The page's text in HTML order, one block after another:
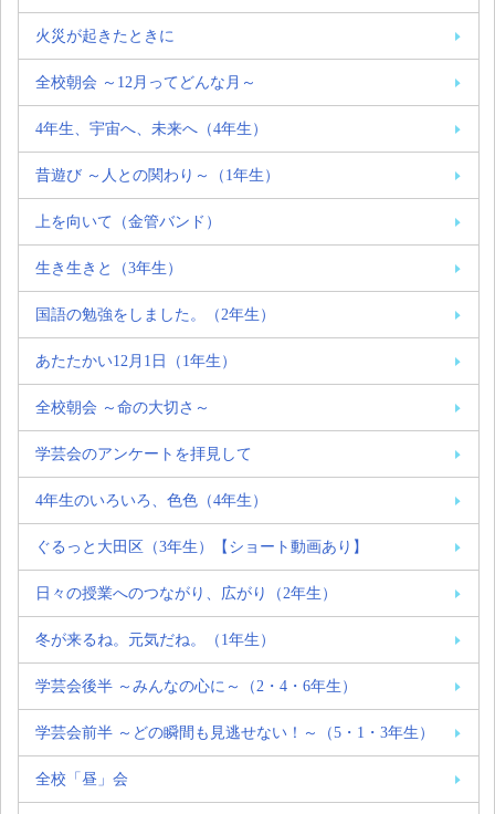
火災が起きたときに
全校朝会 ～12月ってどんな月～
4年生、宇宙へ、未来へ（4年生）
昔遊び ～人との関わり～（1年生）
上を向いて（金管バンド）
生き生きと（3年生）
国語の勉強をしました。（2年生）
あたたかい12月1日（1年生）
全校朝会 ～命の大切さ～
学芸会のアンケートを拝見して
4年生のいろいろ、色色（4年生）
ぐるっと大田区（3年生）【ショート動画あり】
日々の授業へのつながり、広がり（2年生）
冬が来るね。元気だね。（1年生）
学芸会後半 ～みんなの心に～（2・4・6年生）
学芸会前半 ～どの瞬間も見逃せない！～（5・1・3年生）
全校「昼」会